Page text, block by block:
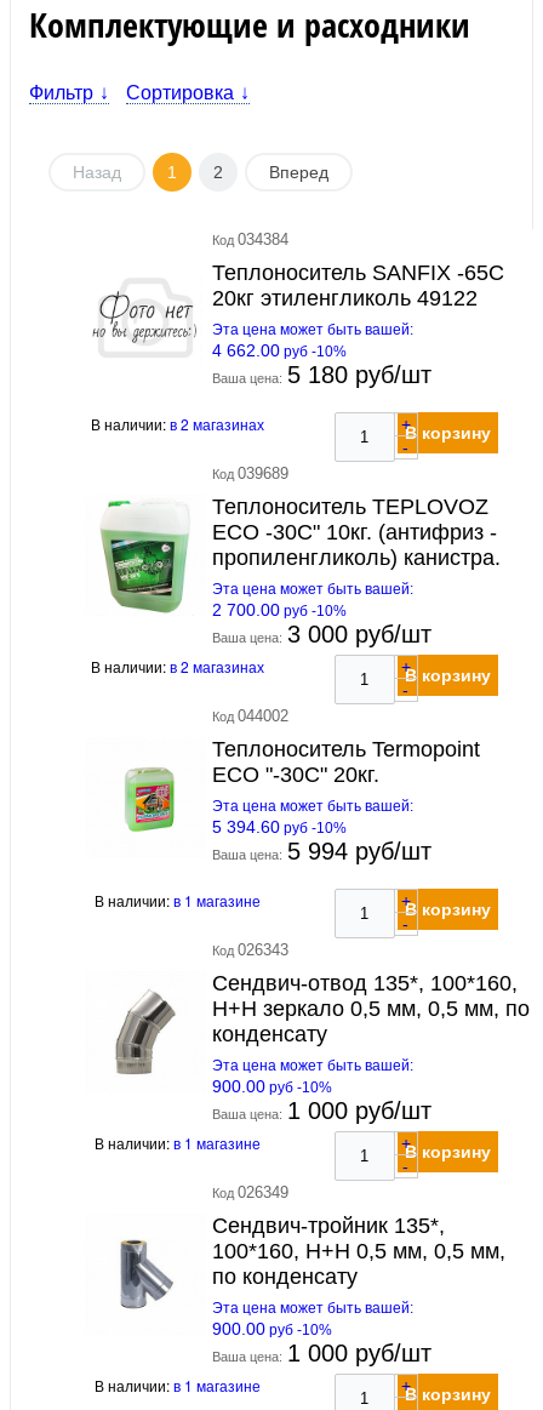
Комплектующие и расходники
Фильтр Сортировка
Назад 1 2 Вперед
Код 034384
Теплоноситель SANFIX -65С
20кг этиленгликоль 49122
Эта цена может быть вашей:
4 662.00 руб -10%
Ваша цена: 5 180 руб/шт
В наличии:в 2 магазинах
+
-
В корзину
Код 039689
Теплоноситель TEPLOVOZ
ECO -30С" 10кг. (антифриз -
пропиленгликоль) канистра.
Эта цена может быть вашей:
2 700.00 руб -10%
Ваша цена: 3 000 руб/шт
В наличии:в 2 магазинах
+
-
В корзину
Код 044002
Теплоноситель Termopoint
ECO "-30С" 20кг.
Эта цена может быть вашей:
5 394.60 руб -10%
Ваша цена: 5 994 руб/шт
В наличии:в 1 магазине
+
-
В корзину
Код 026343
Сендвич-отвод 135*, 100*160,
Н+Н зеркало 0,5 мм, 0,5 мм, по
конденсату
Эта цена может быть вашей:
900.00 руб -10%
Ваша цена: 1 000 руб/шт
В наличии:в 1 магазине
+
-
В корзину
Код 026349
Сендвич-тройник 135*,
100*160, Н+Н 0,5 мм, 0,5 мм,
по конденсату
Эта цена может быть вашей:
900.00 руб -10%
Ваша цена: 1 000 руб/шт
В наличии:в 1 магазине
+В корзину